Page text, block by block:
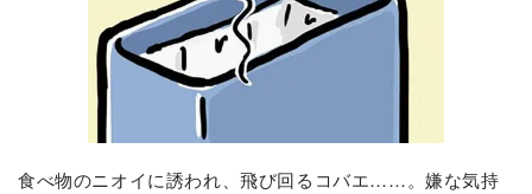
食べ物のニオイに誘われ、飛び回るコバエ……。嫌な気持